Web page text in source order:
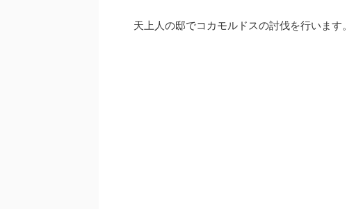
天上人の邸でコカモルドスの討伐を行います。